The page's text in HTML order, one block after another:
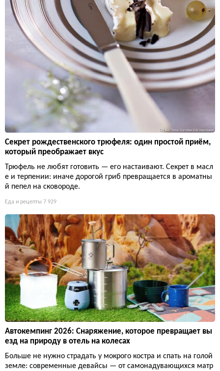
Секрет рождественского трюфеля: один простой приём,
который преображает вкус
Трюфель не любят готовить — его настаивают. Секрет в масл
е и терпении: иначе дорогой гриб превращается в ароматны
й пепел на сковороде.
Еда и рецепты 7 929
Автокемпинг 2026: Снаряжение, которое превращает вы
езд на природу в отель на колесах
Больше не нужно страдать у мокрого костра и спать на голой
земле: современные девайсы — от самонадувающихся матр